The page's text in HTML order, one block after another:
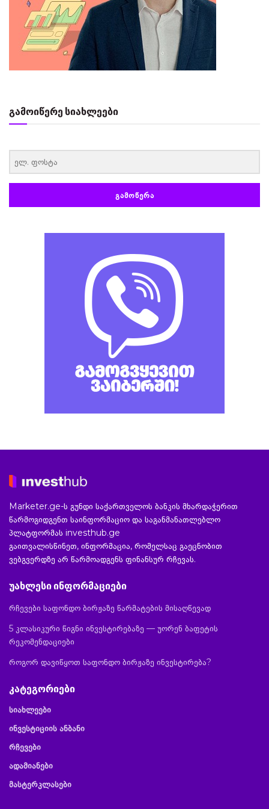
გამოიწერე სიახლეები
ᲒᲐᲛᲝᲬᲔᲠᲐ
Marketer.ge-ს გუნდი საქართველოს ბანკის მხარდაჭერით
წარმოგიდგენთ საინფორმაციო და საგანმანათლებლო
პლატფორმას investhub.ge
გაითვალისწინეთ, ინფორმაცია, რომელსაც გაეცნობით
ვებგვერდზე არ წარმოადგენს ფინანსურ რჩევას.
უახლესი ინფორმაციები
რჩევები საფონდო ბირჟაზე წარმატების მისაღწევად
5 კლასიკური წიგნი ინვესტირებაზე — უორენ ბაფეტის
რეკომენდაციები
როგორ დავიწყოთ საფონდო ბირჟაზე ინვესტირება?
კატეგორიები
სიახლეები
ინვესტიციის ანბანი
რჩევები
ადამიანები
მასტერკლასები